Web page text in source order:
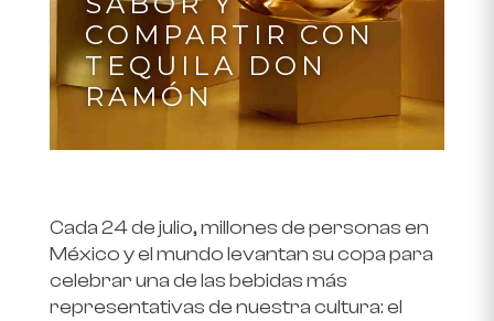
COMPARTIR CON
TEQUILA DON
RAMÓN
Cada 24 de julio, millones de personas en
México y el mundo levantan su copa para
celebrar una de las bebidas más
representativas de nuestra cultura: el